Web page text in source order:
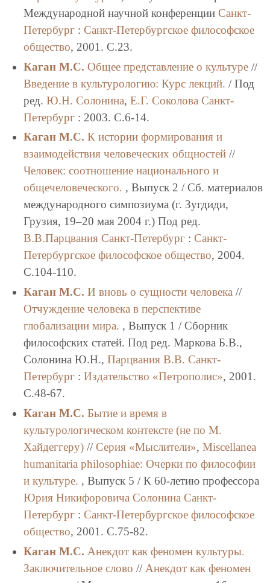
Международной научной конференции Санкт-
Петербург: Санкт-Петербургское философское
общество, 2001. C.23.
Каган М.С. Общее представление о культуре//
Введение в культурологию: Курс лекций. / Под
ред. Ю.Н. Солонина, Е.Г. Соколова Санкт-
Петербург: 2003. C.6-14.
Каган М.С. К истории формирования и
взаимодействия человеческих общностей//
Человек: соотношение национального и
общечеловеческого. , Выпуск 2 / Сб. материалов
международного симпозиума (г. Зугдиди,
Грузия, 19–20 мая 2004 г.) Под ред.
В.В.Парцвания Санкт-Петербург: Санкт-
Петербургское философское общество, 2004.
C.104-110.
Каган М.С. И вновь о сущности человека //
Отчуждение человека в перспективе
глобализации мира. , Выпуск 1 / Сборник
философских статей. Под ред. Маркова Б.В.,
Солонина Ю.Н., Парцвания В.В. Санкт-
Петербург: Издательство «Петрополис», 2001.
C.48-67.
Каган М.С. Бытие и время в
культурологическом контексте (не по М.
Хайдеггеру)// Серия «Мыслители», Miscellanea
humanitaria philosоphiae: Очерки по философии
и культуре. , Выпуск 5 / К 60-летию профессора
Юрия Никифоровича Солонина Санкт-
Петербург: Санкт-Петербургское философское
общество, 2001. C.75-82.
Каган М.С. Анекдот как феномен культуры.
Заключительное слово // Анекдот как феномен